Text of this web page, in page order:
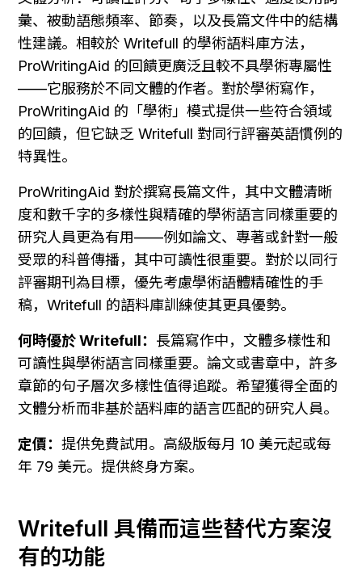
彙、被動語態頻率、節奏，以及長篇文件中的結構
性建議。相較於 Writefull 的學術語料庫方法，
ProWritingAid 的回饋更廣泛且較不具學術專屬性
——它服務於不同文體的作者。對於學術寫作，
ProWritingAid 的「學術」模式提供一些符合領域
的回饋，但它缺乏 Writefull 對同行評審英語慣例的
特異性。
ProWritingAid 對於撰寫長篇文件，其中文體清晰
度和數千字的多樣性與精確的學術語言同樣重要的
研究人員更為有用——例如論文、專著或針對一般
受眾的科普傳播，其中可讀性很重要。對於以同行
評審期刊為目標，優先考慮學術語體精確性的手
稿，Writefull 的語料庫訓練使其更具優勢。
何時優於 Writefull： 長篇寫作中，文體多樣性和
可讀性與學術語言同樣重要。論文或書章中，許多
章節的句子層次多樣性值得追蹤。希望獲得全面的
文體分析而非基於語料庫的語言匹配的研究人員。
定價： 提供免費試用。高級版每月 10 美元起或每
年 79 美元。提供終身方案。
Writefull 具備而這些替代方案沒
有的功能